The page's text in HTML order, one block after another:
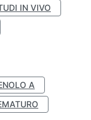
IN VIVO
A